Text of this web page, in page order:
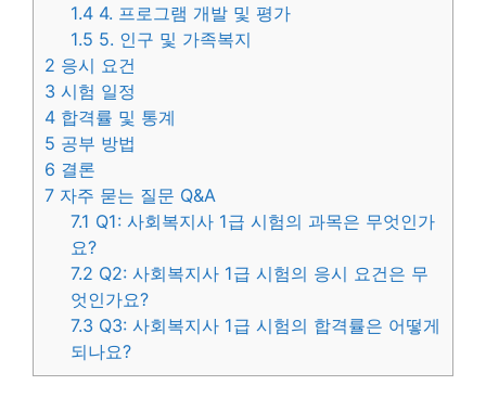
1.4 4. 프로그램 개발 및 평가
1.5 5. 인구 및 가족복지
2 응시 요건
3 시험 일정
4 합격률 및 통계
5 공부 방법
6 결론
7 자주 묻는 질문 Q&A
7.1 Q1: 사회복지사 1급 시험의 과목은 무엇인가
요?
7.2 Q2: 사회복지사 1급 시험의 응시 요건은 무
엇인가요?
7.3 Q3: 사회복지사 1급 시험의 합격률은 어떻게
되나요?